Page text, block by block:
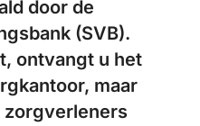
door de
(SVB).
ontvangt u het
maar
zorgverleners